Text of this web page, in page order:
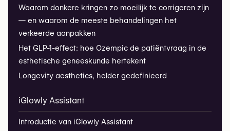
Waarom donkere kringen zo moeilijk te corrigeren zijn
— en waarom de meeste behandelingen het
verkeerde aanpakken
Het GLP-1-effect: hoe Ozempic de patiëntvraag in de
esthetische geneeskunde hertekent
Longevity aesthetics, helder gedefinieerd
iGlowly Assistant
Introductie van iGlowly Assistant